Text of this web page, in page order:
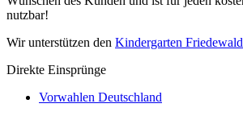
nutzbar!
Wir unterstützen den Kindergarten
Direkte Einsprünge
Vorwahlen Deutschland